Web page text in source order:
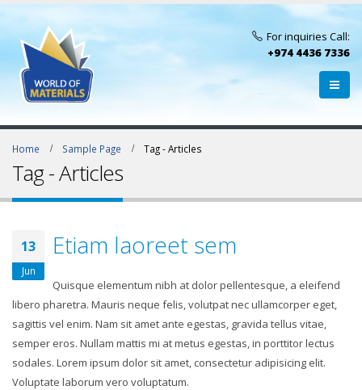
For inquiries Call:
+974 4436 7336
Home Sample Page Tag -Articles
Tag - Articles
13
Jun
Etiam laoreet sem
Quisque elementum nibh at dolor pellentesque, a eleifend
libero pharetra. Mauris neque felis, volutpat nec ullamcorper eget,
sagittis vel enim. Nam sit amet ante egestas, gravida tellus vitae,
semper eros. Nullam mattis mi at metus egestas, in porttitor lectus
sodales. Lorem ipsum dolor sit amet, consectetur adipisicing elit.
Voluptate laborum vero voluptatum.